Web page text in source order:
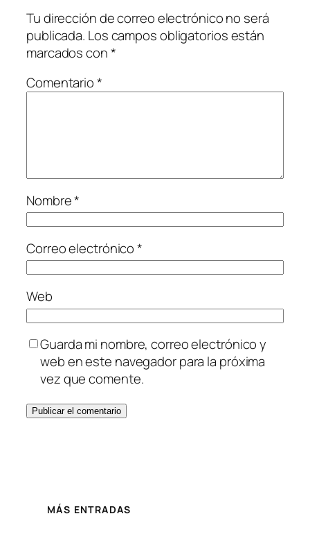
Tu dirección de correo electrónico no será
publicada. Los campos obligatorios están
marcados con*
Comentario*
Nombre*
Correo electrónico*
Web
Guarda mi nombre, correo electrónico y
web en este navegador para la próxima
vez que comente.
MÁS ENTRADAS